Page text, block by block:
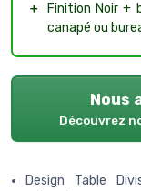
＋
Finition Noir +
canapé ou
Nous
Découvrez
Design Table